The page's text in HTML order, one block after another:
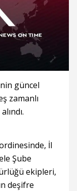
güncel
zamanlı
İl
Şube
ekipleri,
deşifre